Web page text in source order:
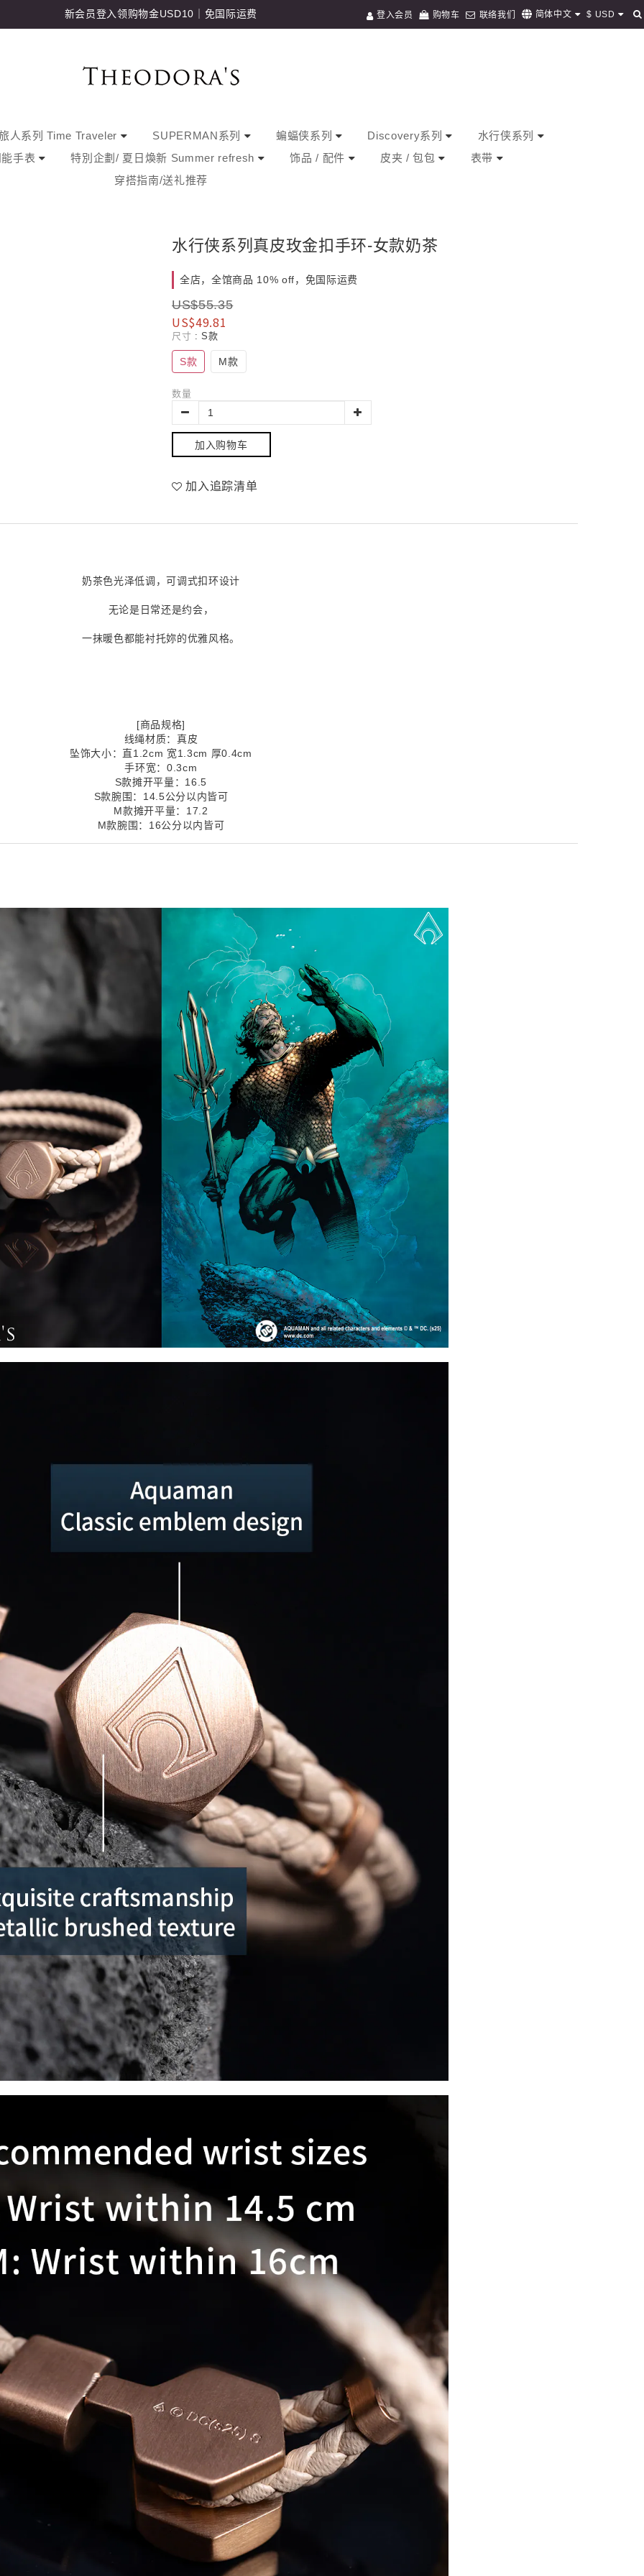
新会员登入领购物金USD10｜免国际运费 登入会员 购物车 联络我们 简体中文 $ USD
人系列 Time Traveler SUPERMAN系列 蝙蝠侠系列 Discovery系列
水行侠系列
能手表
特別企劃/ 夏日煥新 Summer refresh 饰品 / 配件 皮夹 / 包包
表带
穿搭指南/送礼推荐
水行侠系列真皮玫金扣手环-女款奶茶
全店，全馆商品 10% off，免国际运费
US$55.35
US$49.81
尺寸 : S款
S款 M款
数量
加入购物车
加入追踪清单
奶茶色光泽低调，可调式扣环设计
无论是日常还是约会，
一抹暖色都能衬托妳的优雅风格。
[商品规格]
线绳材质：真皮
坠饰大小：直1.2cm 宽1.3cm 厚0.4cm
手环宽：0.3cm
S款摊开平量：16.5
S款腕围：14.5公分以内皆可
M款摊开平量：17.2
M款腕围：16公分以内皆可